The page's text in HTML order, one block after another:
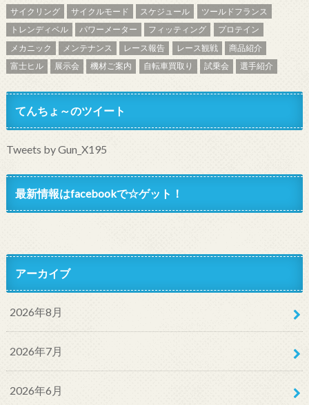
サイクリング サイクルモード スケジュール
ツールドフランス
トレンディベル
パワーメーター フィッティング
プロテイン
メカニック
メンテナンス レース報告 レース観戦
商品紹介
富士ヒル
展示会 機材ご案内 自転車買取り 試乗会 選手紹介
てんちょ～のツイート
Tweets by Gun_X195
最新情報はfacebookで☆ゲット！
アーカイブ
2026年8月
2026年7月
2026年6月